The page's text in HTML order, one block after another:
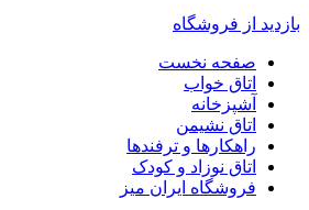
بازدید از فروشگاه
صفحه نخست
اتاق خواب
آشپزخانه
اتاق نشیمن
راهکارها و ترفندها
اتاق نوزاد و کودک
فروشگاه ایران میز